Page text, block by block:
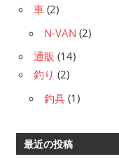
車 (2)
N-VAN (2)
通販 (14)
釣り (2)
釣具 (1)
最近の投稿